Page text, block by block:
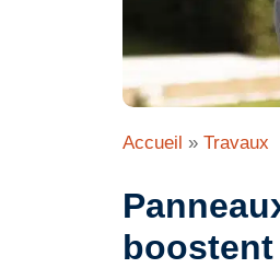
Accueil » Travaux